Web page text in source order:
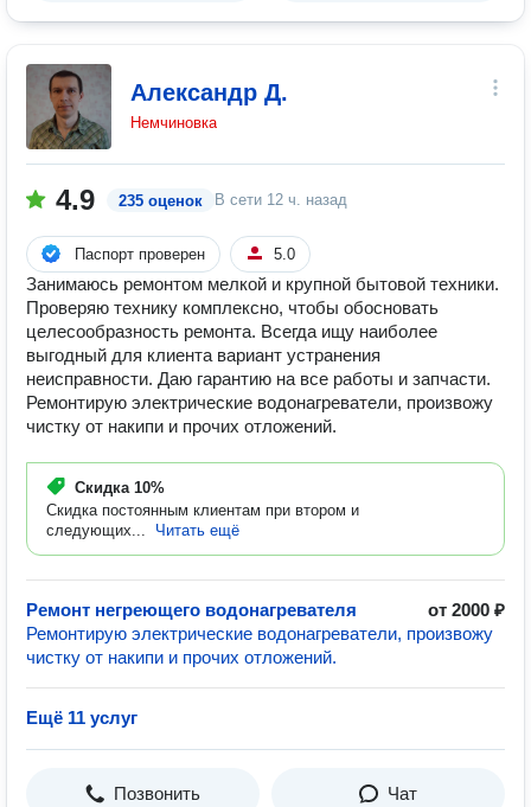
Александр Д.
Немчиновка
4.9 235 оценок В сети 12 ч. назад
Паспорт проверен 5.0
Занимаюсь ремонтом мелкой и крупной бытовой техники.
Проверяю технику комплексно, чтобы обосновать
целесообразность ремонта. Всегда ищу наиболее
выгодный для клиента вариант устранения
неисправности. Даю гарантию на все работы и запчасти.
Ремонтирую электрические водонагреватели, произвожу
чистку от накипи и прочих отложений.
Скидка 10%
Скидка постоянным клиентам при втором и
следующих...
Читать ещё
Ремонт негреющего водонагревателя
от 2000 ₽
Ремонтирую электрические водонагреватели, произвожу
чистку от накипи и прочих отложений.
Ещё 11 услуг
Позвонить Чат